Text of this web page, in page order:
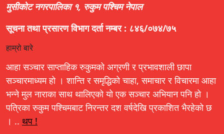
मुसीकोट नगरपालिका १, रुकुम पश्चिम नेपाल
सूचना तथा प्रसारण विभाग दर्ता नम्बर : ८४६/०७४/७५
हाम्रो बारे
आहा सञ्चार साप्ताहिक रुकुमको अग्रणी र प्रभावशाली छापा
सञ्चारमाध्यम हो । शान्ति र समृद्धिको चाहा, समाचार र विचारमा आहा
भन्ने मुल नाराका साथ थालिएको यो एक सञ्चार अभियान पनि हो ।
पत्रिका रुकुम पश्चिमबाट निरन्तर दश वर्षदेखि प्रकाशित भैरहेको छ
। .. थप !